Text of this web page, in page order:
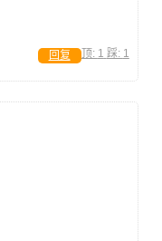
顶: 1 踩: 1
回复